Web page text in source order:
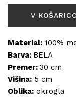
Material: 100%
Barva: BELA
Premer: 30 cm
Višina: 5 cm
Oblika: okrogla